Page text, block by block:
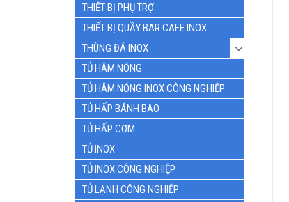
THIẾT BỊ PHỤ TRỢ
THIẾT BỊ QUẦY BAR CAFE INOX
THÙNG ĐÁ INOX
TỦ HÂM NÓNG
TỦ HÂM NÓNG INOX CÔNG NGHIỆP
TỦ HẤP BÁNH BAO
TỦ HẤP CƠM
TỦ INOX
TỦ INOX CÔNG NGHIỆP
TỦ LẠNH CÔNG NGHIỆP